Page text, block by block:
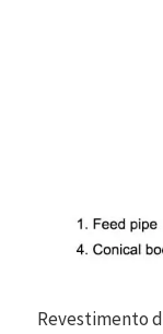
Revestimento